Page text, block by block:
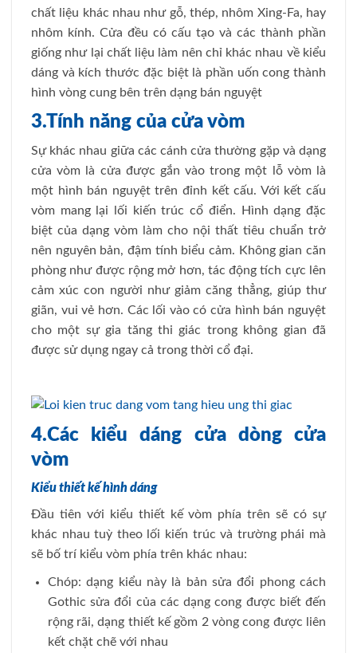
chất liệu khác nhau như gỗ, thép, nhôm Xing-Fa, hay
nhôm kính. Cửa đều có cấu tạo và các thành phần
giống như lại chất liệu làm nên chỉ khác nhau về kiểu
dáng và kích thước đặc biệt là phần uốn cong thành
hình vòng cung bên trên dạng bán nguyệt
3.Tính năng của cửa vòm
Sự khác nhau giữa các cánh cửa thường gặp và dạng
cửa vòm là cửa được gắn vào trong một lỗ vòm là
một hình bán nguyệt trên đỉnh kết cấu. Với kết cấu
vòm mang lại lối kiến trúc cổ điển. Hình dạng đặc
biệt của dạng vòm làm cho nội thất tiêu chuẩn trở
nên nguyên bản, đậm tính biểu cảm. Không gian căn
phòng như được rộng mở hơn, tác động tích cực lên
cảm xúc con người như giảm căng thẳng, giúp thư
giãn, vui vẻ hơn. Các lối vào có cửa hình bán nguyệt
cho một sự gia tăng thi giác trong không gian đã
được sử dụng ngay cả trong thời cổ đại.
4.Các kiểu dáng cửa dòng cửa
vòm
Kiểu thiết kế hình dáng
Đầu tiên với kiểu thiết kế vòm phía trên sẽ có sự
khác nhau tuỳ theo lối kiến trúc và trường phái mà
sẽ bố trí kiểu vòm phía trên khác nhau:
Chóp: dạng kiểu này là bản sửa đổi phong cách
Gothic sửa đổi của các dạng cong được biết đến
rộng rãi, dạng thiết kế gồm 2 vòng cong được liên
kết chặt chẽ với nhau